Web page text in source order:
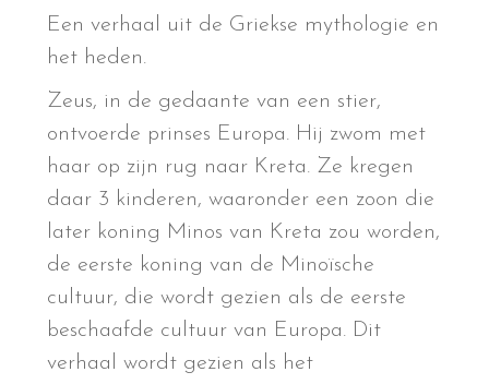
Een verhaal uit de Griekse mythologie en
het heden.
Zeus, in de gedaante van een stier,
ontvoerde prinses Europa. Hij zwom met
haar op zijn rug naar Kreta. Ze kregen
daar 3 kinderen, waaronder een zoon die
later koning Minos van Kreta zou worden,
de eerste koning van de Minoïsche
cultuur, die wordt gezien als de eerste
beschaafde cultuur van Europa. Dit
verhaal wordt gezien als het